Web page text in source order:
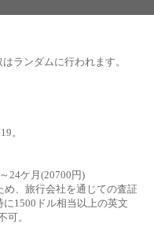
ランダムに行われます。
。
24ケ月(20700円)
、旅行会社を通じての査証
1500ドル相当以上の英文
。